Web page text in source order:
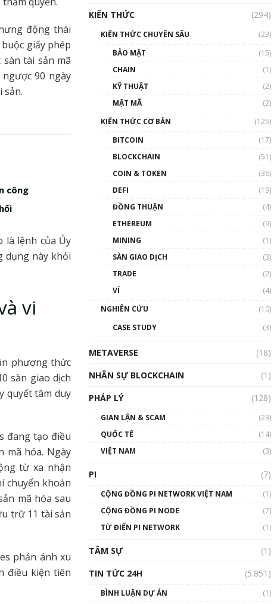
động thái
giấy phép
tài sản mã
90 ngày
sản.
công
là lệnh của Ủy
dụng này khỏi
vi
phương thức
sàn giao dịch
quyết tâm duy
đang tạo điều
mã hóa. Ngày
từ xa nhận
chuyển khoản
mã hóa sau
trữ 11 tài sản
phản ánh xu
điều kiện tiên
nhân vật ảnh hưởng nhất
hệ sinh thái tiền mã hoá |
Blockchain
Nhân sự tương lại ngành
Blockchain Việt Nam | Phổ
cập Blockchain
Blockchain đang được ứng
01:34:46
01:32:59
Talkshow17: Mùa đông
Crypto – Chiếc khăn gió ấm
01:49:30
KIẾN THỨC
(294)
KIẾN THỨC CHUYÊN SÂU
(23)
BẢO MẬT
(15)
CHAIN
(1)
KỸ THUẬT
(2)
MẬT MÃ
(2)
KIẾN THỨC CƠ BẢN
(125)
BITCOIN
(17)
BLOCKCHAIN
(51)
COIN & TOKEN
(36)
DEFI
(19)
ĐỒNG THUẬN
(4)
ETHEREUM
(9)
MINING
(1)
SÀN GIAO DỊCH
(3)
TRADE
(2)
VÍ
(4)
NGHIÊN CỨU
(10)
CASE STUDY
(3)
METAVERSE
(18)
NHÂN SỰ BLOCKCHAIN
(1)
PHÁP LÝ
(128)
GIAN LẬN & SCAM
(23)
QUỐC TẾ
(14)
VIỆT NAM
(3)
PI (7)
CỘNG ĐỒNG PI NETWORK VIỆT NAM
(1)
CỘNG ĐỒNG PI NODE
(7)
TỪ ĐIỂN PI NETWORK
(1)
TÂM SỰ
(1)
TIN TỨC 24H
(5.851)
BÌNH LUẬN DỰ ÁN
(1)